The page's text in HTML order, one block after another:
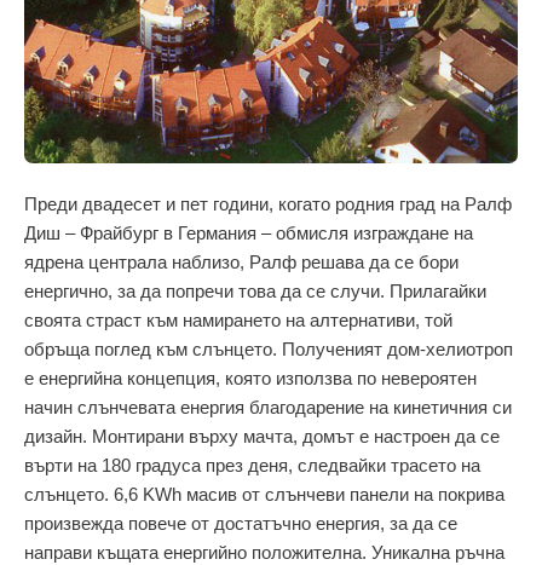
Преди двадесет и пет години, когато родния град на Ралф
Диш – Фрайбург в Германия – обмисля изграждане на
ядрена централа наблизо, Ралф решава да се бори
енергично, за да попречи това да се случи. Прилагайки
своята страст към намирането на алтернативи, той
обръща поглед към слънцето. Полученият дом-хелиотроп
е енергийна концепция, която използва по невероятен
начин слънчевата енергия благодарение на кинетичния си
дизайн. Монтирани върху мачта, домът е настроен да се
върти на 180 градуса през деня, следвайки трасето на
слънцето. 6,6 KWh масив от слънчеви панели на покрива
произвежда повече от достатъчно енергия, за да се
направи къщата енергийно положителна. Уникална ръчна